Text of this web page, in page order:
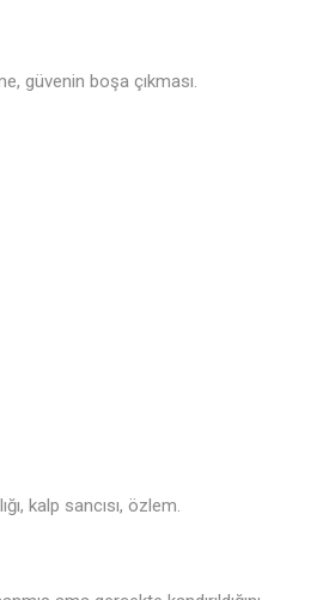
güvenin boşa çıkması.
kalp sancısı, özlem.